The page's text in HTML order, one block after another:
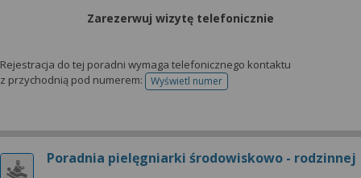
Zarezerwuj wizytę telefonicznie
Rejestracja do tej poradni wymaga telefonicznego kontaktu
z przychodnią pod numerem:
Wyświetl numertelefonu do rejestracji
Poradnia pielęgniarki środowiskowo - rodzinnej